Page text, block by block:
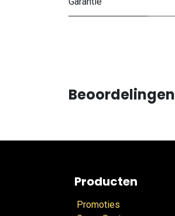
Beoordelingen
Producten
Promoties